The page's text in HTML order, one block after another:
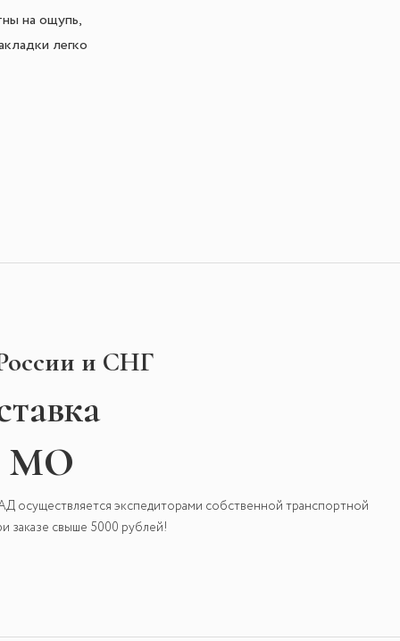
на ощупь,
легко
и СНГ
МО
осуществляется экспедиторами собственной транспортной
заказе свыше 5000 рублей!